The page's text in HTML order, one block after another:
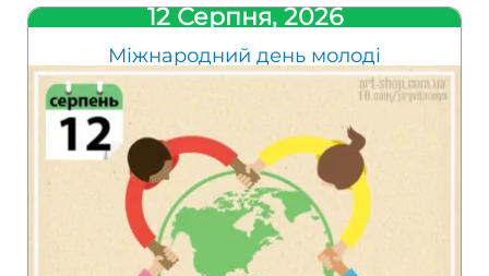
12 Серпня, 2026
Міжнародний день молоді